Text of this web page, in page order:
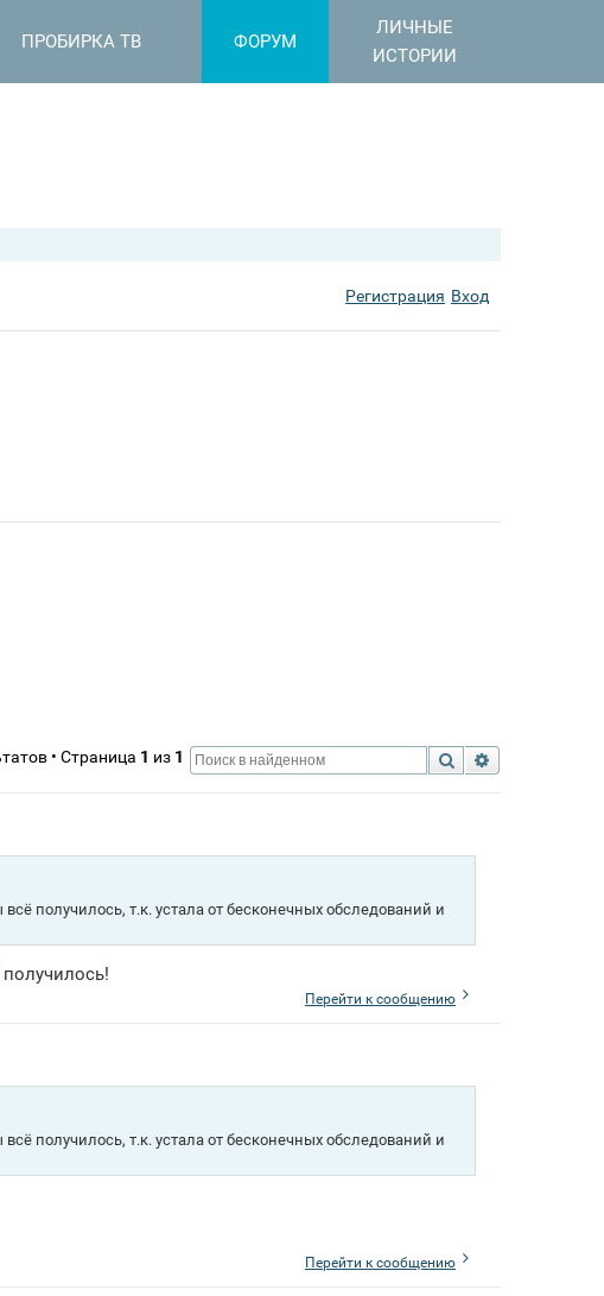
ПРОБИРКА ТВ ФОРУМ
ЛИЧНЫЕ
ИСТОРИИ
Регистрация Вход
Поиск
• Страница 1 из 1
получилось, т.к. устала от бесконечных обследований и
Перейти к сообщению
получилось, т.к. устала от бесконечных обследований и
Перейти к сообщению